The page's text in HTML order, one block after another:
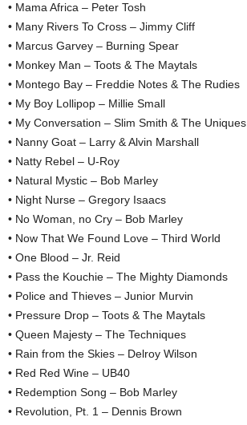
• Mama Africa – Peter Tosh
• Many Rivers To Cross – Jimmy Cliff
• Marcus Garvey – Burning Spear
• Monkey Man – Toots & The Maytals
• Montego Bay – Freddie Notes & The Rudies
• My Boy Lollipop – Millie Small
• My Conversation – Slim Smith & The Uniques
• Nanny Goat – Larry & Alvin Marshall
• Natty Rebel – U-Roy
• Natural Mystic – Bob Marley
• Night Nurse – Gregory Isaacs
• No Woman, no Cry – Bob Marley
• Now That We Found Love – Third World
• One Blood – Jr. Reid
• Pass the Kouchie – The Mighty Diamonds
• Police and Thieves – Junior Murvin
• Pressure Drop – Toots & The Maytals
• Queen Majesty – The Techniques
• Rain from the Skies – Delroy Wilson
• Red Red Wine – UB40
• Redemption Song – Bob Marley
• Revolution, Pt. 1 – Dennis Brown